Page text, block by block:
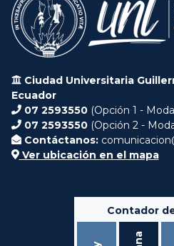
Ciudad Universitaria
Ecuador
07 2593550 (Opción 1 -
07 2593550 (Opción 2 -
Contáctanos:
Ver ubicación en el mapa
Contador